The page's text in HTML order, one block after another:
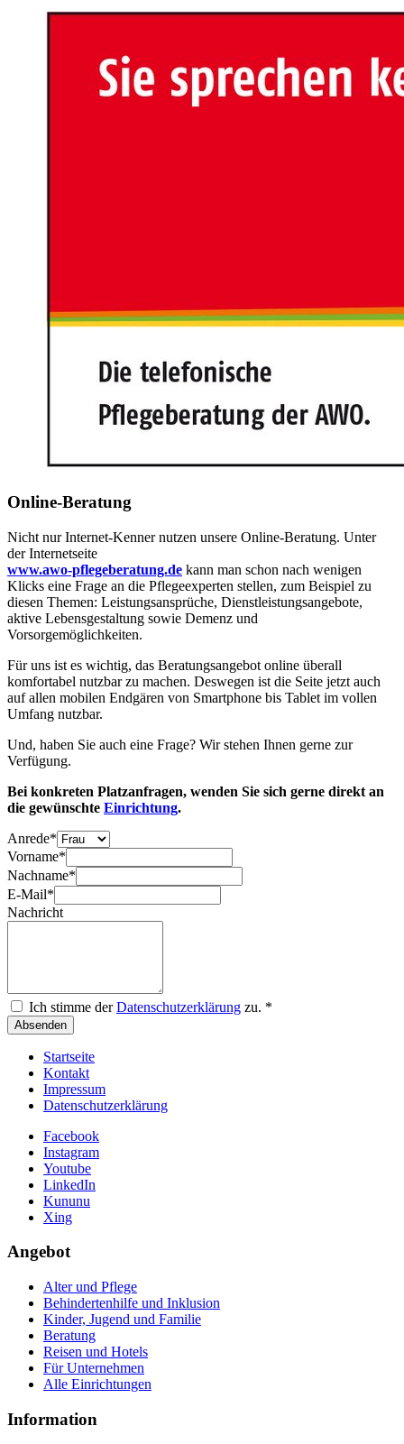
Online-Beratung
Nicht nur Internet-Kenner nutzen unsere Online-Beratung. Unter
der Internetseite
www.awo-pflegeberatung.de kann man schon nach wenigen
Klicks eine Frage an die Pflegeexperten stellen, zum Beispiel zu
diesen Themen: Leistungsansprüche, Dienstleistungsangebote,
aktive Lebensgestaltung sowie Demenz und
Vorsorgemöglichkeiten.
Für uns ist es wichtig, das Beratungsangebot online überall
komfortabel nutzbar zu machen. Deswegen ist die Seite jetzt auch
auf allen mobilen Endgären von Smartphone bis Tablet im vollen
Umfang nutzbar.
Und, haben Sie auch eine Frage? Wir stehen Ihnen gerne zur
Verfügung.
Bei konkreten Platzanfragen, wenden Sie sich gerne direkt an
die gewünschte Einrichtung.
Anrede*
Vorname*
Nachname*
E-Mail*
Nachricht
Ich stimme derDatenschutzerklärung zu. *
Absenden
Startseite
Kontakt
Impressum
Datenschutzerklärung
Facebook
Instagram
Youtube
LinkedIn
Kununu
Xing
Angebot
Alter und Pflege
Behindertenhilfe und Inklusion
Kinder, Jugend und Familie
Beratung
Reisen und Hotels
Für Unternehmen
Alle Einrichtungen
Information